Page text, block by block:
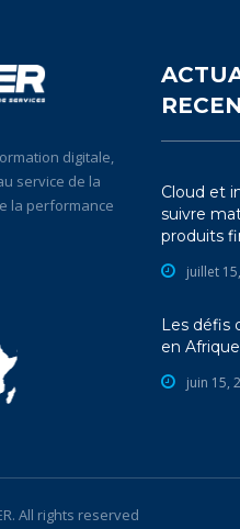
digitale,
service de la
la performance
Cloud et
suivre
produits
juillet
Les défis
en
juin 15,
All rights reserved